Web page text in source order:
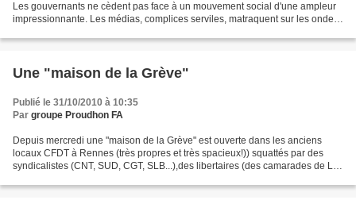
Les gouvernants ne cèdent pas face à un mouvement social d'une ampleur
impressionnante. Les médias, complices serviles, matraquent sur les ondes
Une "maison de la Grève"
Publié le 31/10/2010 à 10:35
Par groupe Proudhon FA
Depuis mercredi une "maison de la Grève" est ouverte dans les anciens
locaux CFDT à Rennes (très propres et très spacieux!)) squattés par des
syndicalistes (CNT, SUD, CGT, SLB...),des libertaires (des camarades de La